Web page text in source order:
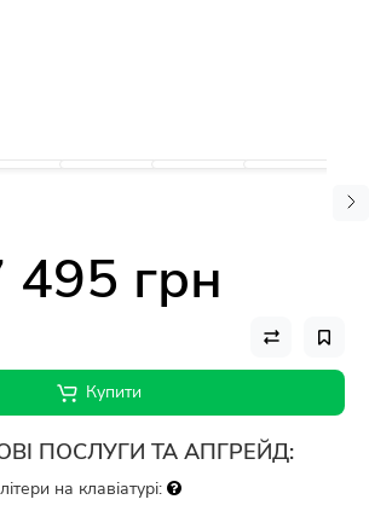
495 грн
Купити
ПОСЛУГИ ТА АПГРЕЙД:
на клавіатурі: